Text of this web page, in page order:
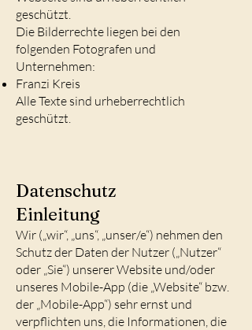
geschützt.
Die Bilderrechte liegen bei den
folgenden Fotografen und
Unternehmen:
Franzi Kreis
Alle Texte sind urheberrechtlich
geschützt.
Datenschutz
Einleitung
Wir („wir“, „uns“, „unser/e“) nehmen den
Schutz der Daten der Nutzer („Nutzer“
oder „Sie“) unserer Website und/oder
unseres Mobile-App (die „Website“ bzw.
der „Mobile-App“) sehr ernst und
verpflichten uns, die Informationen, die